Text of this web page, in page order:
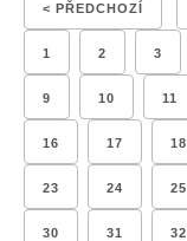
< PŘEDCHOZÍ
1 2 3
9 10 11
16 17 18
23 24 25
30 31 32